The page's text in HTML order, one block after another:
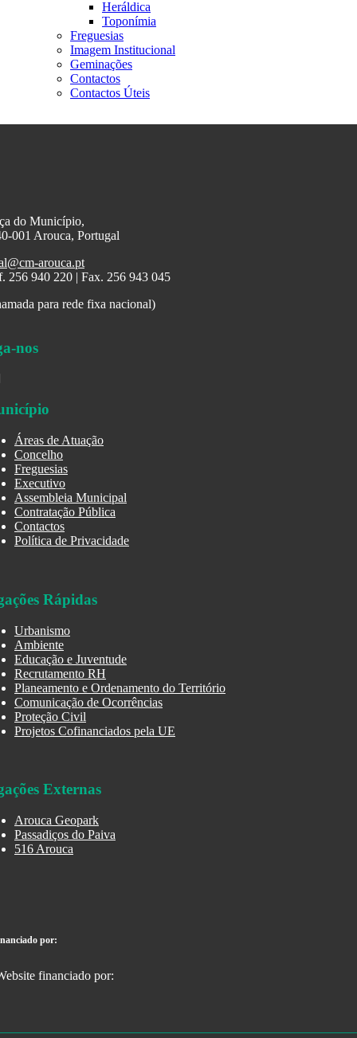
Heráldica
Toponímia
Freguesias
Imagem Institucional
Geminações
Contactos
Contactos Úteis
do Município,
001 Arouca, Portugal
arouca.pt
256 940 220 | Fax. 256 943 045
para rede fixa nacional)
nos
Áreas de Atuação
Concelho
Freguesias
Executivo
Assembleia Municipal
Contratação Pública
Contactos
Política de Privacidade
Rápidas
Urbanismo
Ambiente
Educação e Juventude
Recrutamento RH
Planeamento e Ordenamento do Território
Comunicação de Ocorrências
Proteção Civil
Projetos Cofinanciados pela UE
Externas
Arouca Geopark
Passadiços do Paiva
516 Arouca
por: